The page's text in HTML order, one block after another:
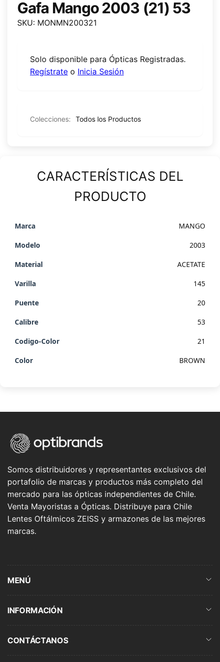
Gafa Mango 2003 (21) 53
SKU: MONMN200321
Solo disponible para Ópticas Registradas.
Regístrate o Inicia Sesión
Colecciones: Todos los Productos
CARACTERÍSTICAS DEL
PRODUCTO
MANGO
2003
ACETATE
145
20
53
21
BROWN
Somos distribuidores y representantes exclusivos del
portafolio de marcas y productos más completo del
mercado para las ópticas independientes de Chile.
Venta Mayoristas a Ópticas. Distribuye para Chile
Lentes Oftálmicos ZEISS y armazones de las mejores
marcas.
MENÚ
INFORMACIÓN
CONTÁCTANOS